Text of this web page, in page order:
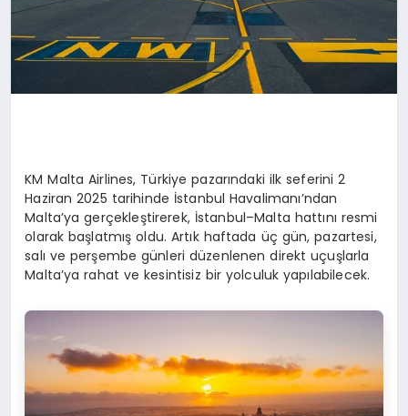
KM Malta Airlines, Türkiye pazarındaki ilk seferini 2
Haziran 2025 tarihinde İstanbul Havalimanı’ndan
Malta’ya gerçekleştirerek, İstanbul–Malta hattını resmi
olarak başlatmış oldu. Artık haftada üç gün, pazartesi,
salı ve perşembe günleri düzenlenen direkt uçuşlarla
Malta’ya rahat ve kesintisiz bir yolculuk yapılabilecek.